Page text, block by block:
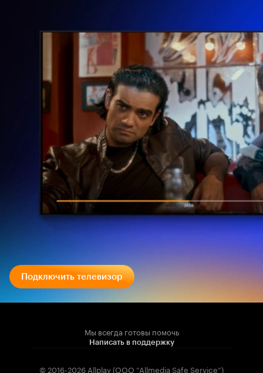
Подключить телевизор
Мы всегда готовы помочь
Написать в поддержку
© 2016-2026 Allplay (OOO “Allmedia Safe Service”)